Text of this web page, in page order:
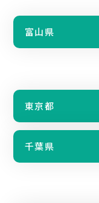
富山県
東京都
千葉県